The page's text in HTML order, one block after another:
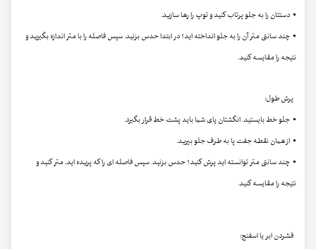
• دستتان را به جلو پرتاب کنید و توپ را رها سازید.
• چند سانتی متر آن را به جلو انداخته اید؟ در ابتدا حدس بزنید. سپس فاصله را با متر اندازه بگیرید و
نتیجه را مقایسه کنید.
پرش طول:
• جلو خط بایستید. انگشتان پای شما باید پشت خط قرار بگیرد.
• از همان نقطه جفت پا به طرف جلو بپرید.
• چند سانتی متر توانسته اید پرش کنید؟ حدس بزنید. سپس فاصله ای را که پریده اید، متر کنید و
نتیجه را مقایسه کنید.
فشردن ابر یا اسفنج: